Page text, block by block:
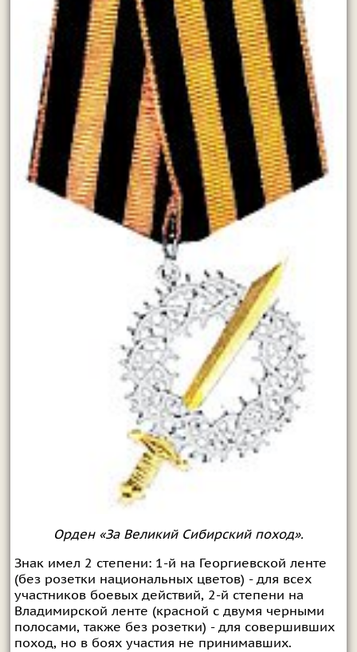
Орден «За Великий Сибирский поход».
Знак имел 2 степени: 1-й на Георгиевской ленте
(без розетки национальных цветов) - для всех
участников боевых действий, 2-й степени на
Владимирской ленте (красной с двумя черными
полосами, также без розетки) - для совершивших
поход, но в боях участия не принимавших.